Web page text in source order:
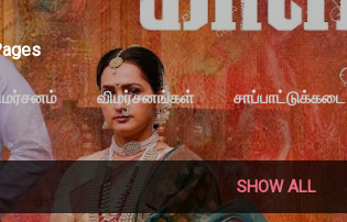
விமர்சனங்கள் சாப்பாட்டுக்கடை
PRIVACY POLICY
SHOW ALL